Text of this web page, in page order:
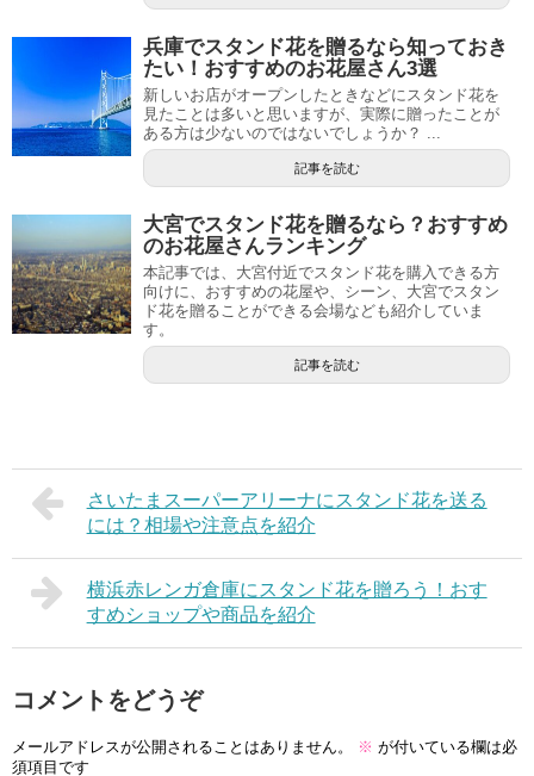
兵庫でスタンド花を贈るなら知っておき
たい！おすすめのお花屋さん3選
新しいお店がオープンしたときなどにスタンド花を
見たことは多いと思いますが、実際に贈ったことが
ある方は少ないのではないでしょうか？ ...
記事を読む
大宮でスタンド花を贈るなら？おすすめ
のお花屋さんランキング
本記事では、大宮付近でスタンド花を購入できる方
向けに、おすすめの花屋や、シーン、大宮でスタン
ド花を贈ることができる会場なども紹介していま
す。
記事を読む
さいたまスーパーアリーナにスタンド花を送る
には？相場や注意点を紹介
横浜赤レンガ倉庫にスタンド花を贈ろう！おす
すめショップや商品を紹介
コメントをどうぞ
メールアドレスが公開されることはありません。 ※ が付いている欄は必
須項目です